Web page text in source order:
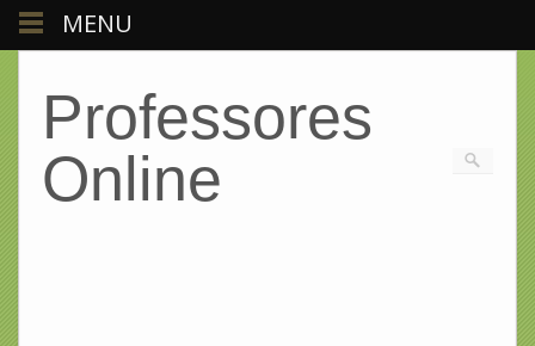
Professores
Online
MENU